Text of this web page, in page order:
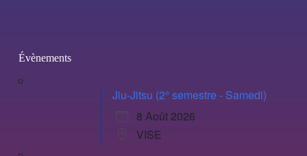
Évènements
Jiu-Jitsu (2° semestre - Samedi)
8 Août 2026
VISE